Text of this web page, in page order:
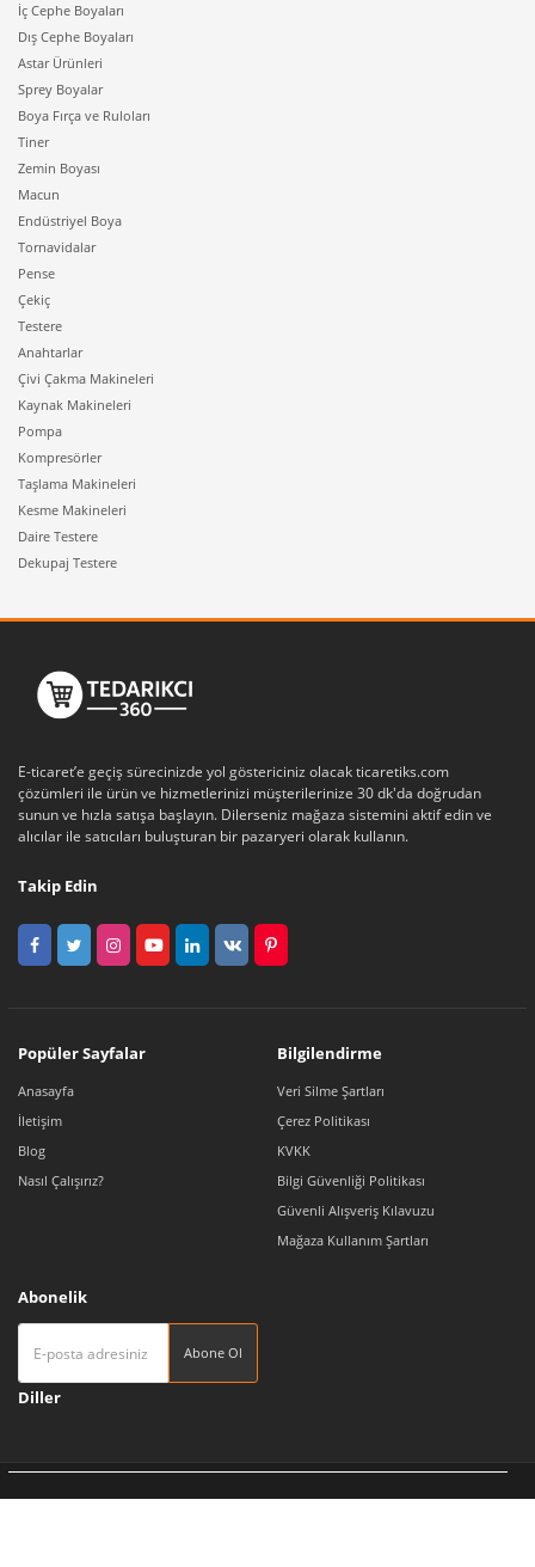
İç Cephe Boyaları
Dış Cephe Boyaları
Astar Ürünleri
Sprey Boyalar
Boya Fırça ve Ruloları
Tiner
Zemin Boyası
Macun
Endüstriyel Boya
Tornavidalar
Pense
Çekiç
Testere
Anahtarlar
Çivi Çakma Makineleri
Kaynak Makineleri
Pompa
Kompresörler
Taşlama Makineleri
Kesme Makineleri
Daire Testere
Dekupaj Testere
E-ticaret’e geçiş sürecinizde yol göstericiniz olacak ticaretiks.com
çözümleri ile ürün ve hizmetlerinizi müşterilerinize 30 dk'da doğrudan
sunun ve hızla satışa başlayın. Dilerseniz mağaza sistemini aktif edin ve
alıcılar ile satıcıları buluşturan bir pazaryeri olarak kullanın.
Takip Edin
Popüler Sayfalar
Anasayfa
İletişim
Blog
Nasıl Çalışırız?
Bilgilendirme
Veri Silme Şartları
Çerez Politikası
KVKK
Bilgi Güvenliği Politikası
Güvenli Alışveriş Kılavuzu
Mağaza Kullanım Şartları
Abonelik
Abone Ol
Diller